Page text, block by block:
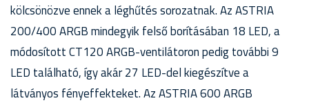
kölcsönözve ennek a léghűtés sorozatnak. Az ASTRIA
200/400 ARGB mindegyik felső borításában 18 LED, a
módosított CT120 ARGB-ventilátoron pedig további 9
LED található, így akár 27 LED-del kiegészítve a
látványos fényeffekteket. Az ASTRIA 600 ARGB